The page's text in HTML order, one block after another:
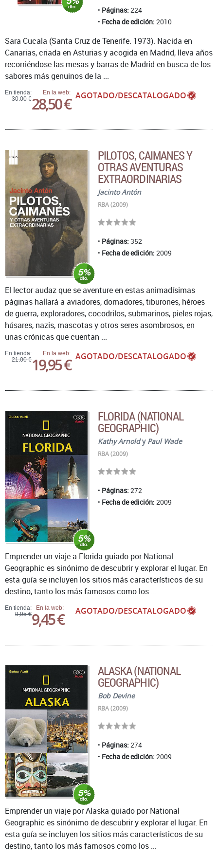
Páginas: 224
Fecha de edición: 2010
En tienda:
30,00 €
En la web:
28,50 € AGOTADO/DESCATALOGADO
Sara Cucala (Santa Cruz de Tenerife. 1973). Nacida en
Canarias, criada en Asturias y acogida en Madrid, lleva años
recorriéndose las mesas y barras de Madrid en busca de los
sabores más genuinos de la ...
PILOTOS, CAIMANES Y
OTRAS AVENTURAS
EXTRAORDINARIAS
Jacinto Antón
RBA (2009)
Páginas: 352
Fecha de edición: 2009
En tienda:
21,00 €
En la web:
19,95 € AGOTADO/DESCATALOGADO
El lector audaz que se aventure en estas animadísimas
páginas hallará a aviadores, domadores, tiburones, héroes
de guerra, exploradores, cocodrilos, submarinos, pieles rojas,
húsares, nazis, mascotas y otros seres asombrosos, en
unas crónicas que cuentan ...
FLORIDA (NATIONAL
GEOGRAPHIC)
Kathy Arnoldy Paul Wade
RBA (2009)
Páginas: 272
Fecha de edición: 2009
En tienda:
9,95 €
En la web:
9,45 € AGOTADO/DESCATALOGADO
Emprender un viaje a Florida guiado por National
Geographic es sinónimo de descubrir y explorar el lugar. En
esta guía se incluyen los sitios más característicos de su
destino, tanto los más famosos como los ...
ALASKA (NATIONAL
GEOGRAPHIC)
Bob Devine
RBA (2009)
Páginas: 274
Fecha de edición: 2009
Emprender un viaje por Alaska guiado por National
Geographic es sinónimo de descubrir y explorar el lugar. En
esta guía se incluyen los sitios más característicos de su
destino, tanto los más famosos como los ...